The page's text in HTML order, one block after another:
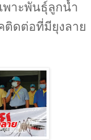
าะพันธุ์ลูกน้ำ
ติดต่อที่มียุงลาย